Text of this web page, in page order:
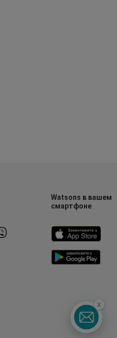
Watsons в вашем
смартфоне
x